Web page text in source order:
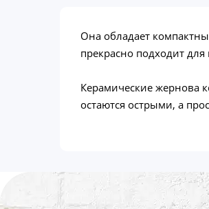
Она обладает
прекрасно подходит для
Керамические жернова
остаются острыми, а